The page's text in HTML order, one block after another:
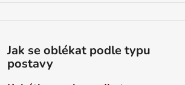
Jak se oblékat podle typu
postavy